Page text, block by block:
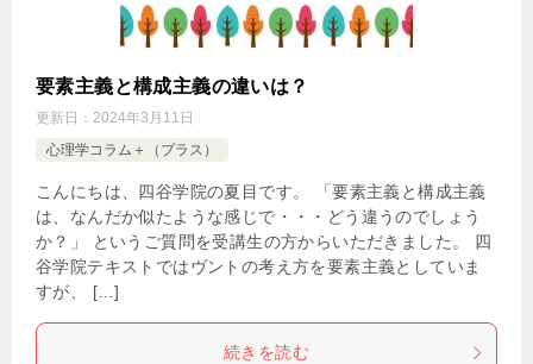
要素主義と構成主義の違いは？
更新日： 2024年3月11日
心理学コラム＋（プラス）
こんにちは、四谷学院の夏目です。 「要素主義と構成主義
は、なんだか似たような感じで・・・どう違うのでしょう
か？」 というご質問を受講生の方からいただきました。 四
谷学院テキストではヴントの考え方を要素主義としていま
すが、 […]
続きを読む